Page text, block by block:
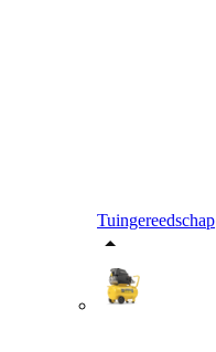
Tuingereedschap